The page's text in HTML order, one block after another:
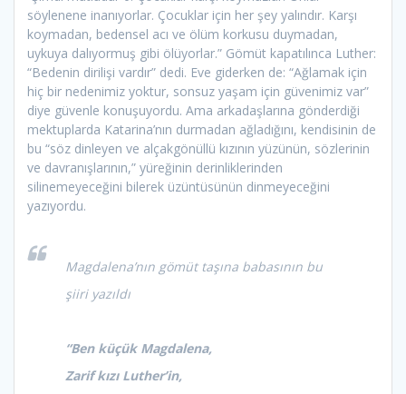
söylenene inanıyorlar. Çocuklar için her şey yalındır. Karşı
koymadan, bedensel acı ve ölüm korkusu duymadan,
uykuya dalıyormuş gibi ölüyorlar.” Gömüt kapatılınca Luther:
“Bedenin dirilişi vardır” dedi. Eve giderken de: “Ağlamak için
hiç bir nedenimiz yoktur, sonsuz yaşam için güvenimiz var”
diye güvenle konuşuyordu. Ama arkadaşlarına gönderdiği
mektuplarda Katarina’nın durmadan ağladığını, kendisinin de
bu “söz dinleyen ve alçakgönüllü kızının yüzünün, sözlerinin
ve davranışlarının,” yüreğinin derinliklerinden
silinemeyeceğini bilerek üzüntüsünün dinmeyeceğini
yazıyordu.
Magdalena’nın gömüt taşına babasının bu
şiiri yazıldı
“Ben küçük Magdalena,
Zarif kızı Luther’in,